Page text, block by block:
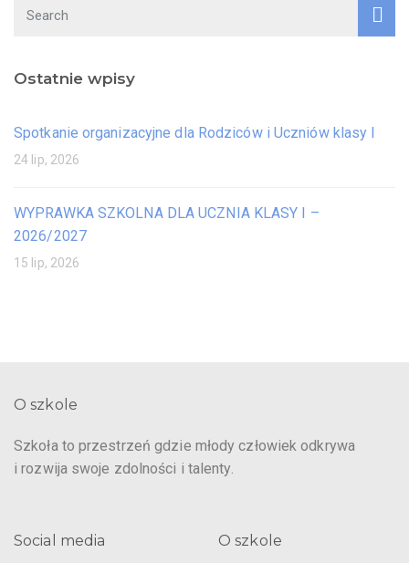
Ostatnie wpisy
Spotkanie organizacyjne dla Rodziców i Uczniów klasy I
24 lip, 2026
WYPRAWKA SZKOLNA DLA UCZNIA KLASY I –
2026/2027
15 lip, 2026
O szkole
Szkoła to przestrzeń gdzie młody człowiek odkrywa
i rozwija swoje zdolności i talenty.
Social media O szkole